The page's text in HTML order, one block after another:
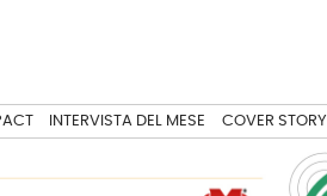
INTERVISTA DEL MESE COVER STORY